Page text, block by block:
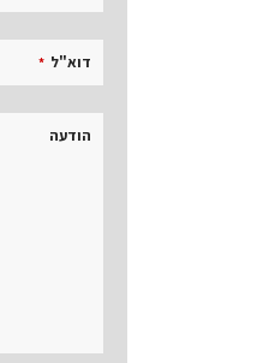
דוא"ל *
הודעה